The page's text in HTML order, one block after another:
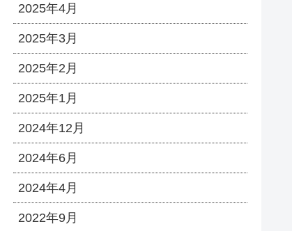
2025年4月
2025年3月
2025年2月
2025年1月
2024年12月
2024年6月
2024年4月
2022年9月